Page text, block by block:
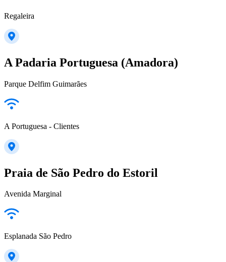
Regaleira
A Padaria Portuguesa (Amadora)
Parque Delfim Guimarães
A Portuguesa - Clientes
Praia de São Pedro do Estoril
Avenida Marginal
Esplanada São Pedro